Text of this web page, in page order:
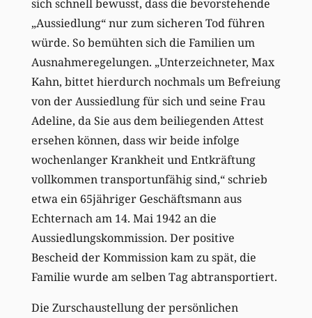
sich schnell bewusst, dass die bevorstehende
„Aussiedlung“ nur zum sicheren Tod führen
würde. So bemühten sich die Familien um
Ausnahmeregelungen. „Unterzeichneter, Max
Kahn, bittet hierdurch nochmals um Befreiung
von der Aussiedlung für sich und seine Frau
Adeline, da Sie aus dem beiliegenden Attest
ersehen können, dass wir beide infolge
wochenlanger Krankheit und Entkräftung
vollkommen transportunfähig sind,“ schrieb
etwa ein 65jähriger Geschäftsmann aus
Echternach am 14. Mai 1942 an die
Aussiedlungskommission. Der positive
Bescheid der Kommission kam zu spät, die
Familie wurde am selben Tag abtransportiert.
Die Zurschaustellung der persönlichen